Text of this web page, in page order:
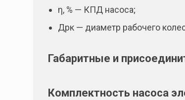
η, % — КПД насоса;
Дрк — диаметр рабочего
Габаритные и
Комплектность насоса